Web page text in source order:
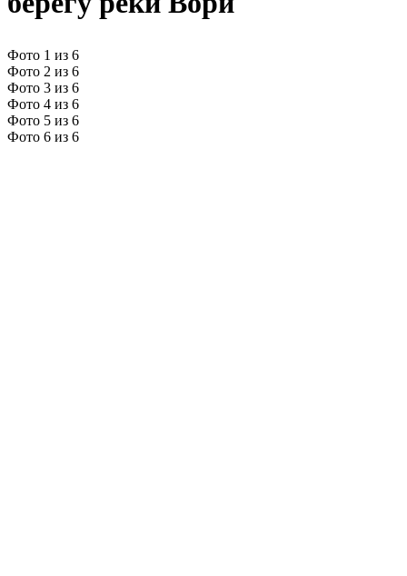
Фото 1 из 6
Фото 2 из 6
Фото 3 из 6
Фото 4 из 6
Фото 5 из 6
Фото 6 из 6